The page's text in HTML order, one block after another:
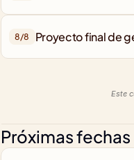
8/8 Proyecto final de
Este
Próximas fechas